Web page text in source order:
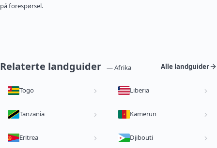
på forespørsel.
Relaterte landguider — Afrika Alle landguider
Togo Liberia
Tanzania Kamerun
Eritrea Djibouti